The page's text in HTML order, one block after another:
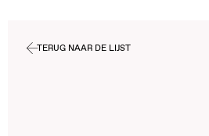
TERUG NAAR DE LIJST